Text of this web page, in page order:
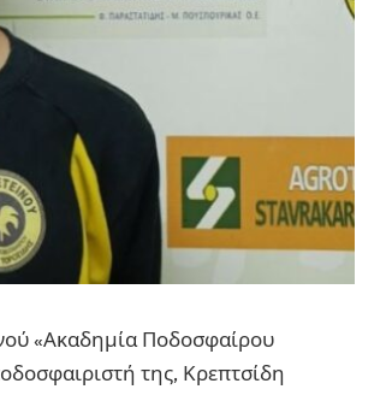
«Ακαδημία Ποδοσφαίρου
της, Κρεπτσίδη